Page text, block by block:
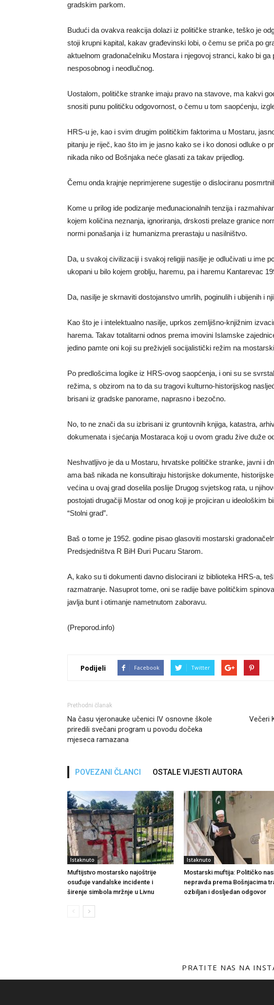
gradskim parkom.
Budući da ovakva reakcija dolazi iz političke stranke, teško je
stoji krupni kapital, kakav građevinski lobi, o čemu se priča po
aktuelnom gradonačelniku Mostara i njegovoj stranci, kako bi
nesposobnog i neodlučnog.
Uostalom, političke stranke imaju pravo na stavove, ma kakvi
snositi punu političku odgovornost, o čemu u tom saopćenju,
HRS-u je, kao i svim drugim političkim faktorima u Mostaru,
pitanju je riječ, kao što im je jasno kako se i ko donosi odluke o
nikada niko od Bošnjaka neće glasati za takav prijedlog.
Čemu onda krajnje neprimjerene sugestije o dislociranu
Kome u prilog ide podizanje međunacionalnih tenzija i
kojem količina neznanja, ignoriranja, drskosti prelaze granice
normi ponašanja i iz humanizma prerastaju u nasilništvo.
Da, u svakoj civilizaciji i svakoj religiji nasilje je odlučivati u ime
ukopani u bilo kojem groblju, haremu, pa i haremu Kantarevac
Da, nasilje je skrnaviti dostojanstvo umrlih, poginulih i ubijenih i
Kao što je i intelektualno nasilje, uprkos zemljišno-knjižnim
harema. Takav totalitarni odnos prema imovini Islamske
jedino pamte oni koji su preživjeli socijalistički režim na
Po predlošcima logike iz HRS-ovog saopćenja, i oni su se
režima, s obzirom na to da su tragovi kulturno-historijskog
brisani iz gradske panorame, naprasno i bezočno.
No, to ne znači da su izbrisani iz gruntovnih knjiga, katastra,
dokumenata i sjećanja Mostaraca koji u ovom gradu žive duže
Neshvatljivo je da u Mostaru, hrvatske političke stranke, javni i
ama baš nikada ne konsultiraju historijske dokumente,
većina u ovaj grad doselila poslije Drugog svjetskog rata, u
postojati drugačiji Mostar od onog koji je projiciran u ideološkim
“Stolni grad”.
Baš o tome je 1952. godine pisao glasoviti mostarski
Predsjedništva R BiH Đuri Pucaru Starom.
A, kako su ti dokumenti davno dislocirani iz biblioteka HRS-a,
razmatranje. Nasuprot tome, oni se radije bave političkim
javlja bunt i otimanje nametnutom zaboravu.
(Preporod.info)
Podijeli Facebook Twitter
Prethodni članak
Na času vjeronauke učenici IV osnovne škole
priredili svečani program u povodu dočeka
mjeseca ramazana
Večeri
POVEZANI ČLANCI OSTALE VIJESTI AUTORA
Istaknuto
Muftijstvo mostarsko najoštrije
osuđuje vandalske incidente i
širenje simbola mržnje u Livnu
Istaknuto
Mostarski muftija: Političko
nepravda prema Bošnjacima
ozbiljan i dosljedan odgovor
PRATITE NAS NA